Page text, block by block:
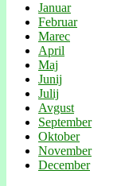
Januar
Februar
Marec
April
Maj
Junij
Julij
Avgust
September
Oktober
November
December